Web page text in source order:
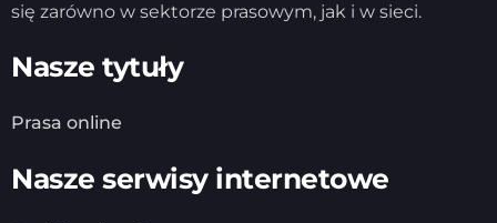
się zarówno w sektorze prasowym, jak i w sieci.
Nasze tytuły
Prasa online
Nasze serwisy internetowe